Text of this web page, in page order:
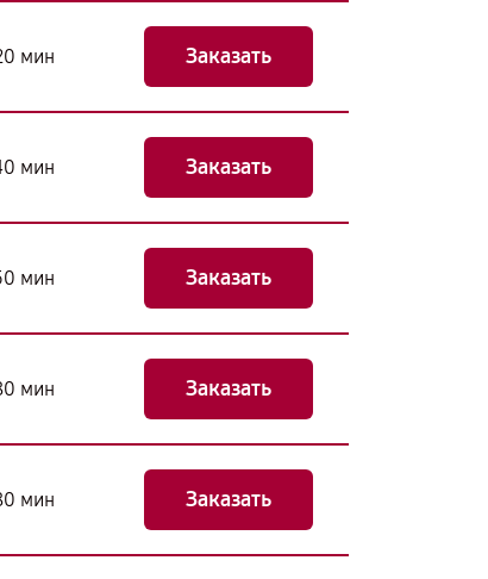
мин Заказать
мин Заказать
мин Заказать
мин Заказать
мин Заказать